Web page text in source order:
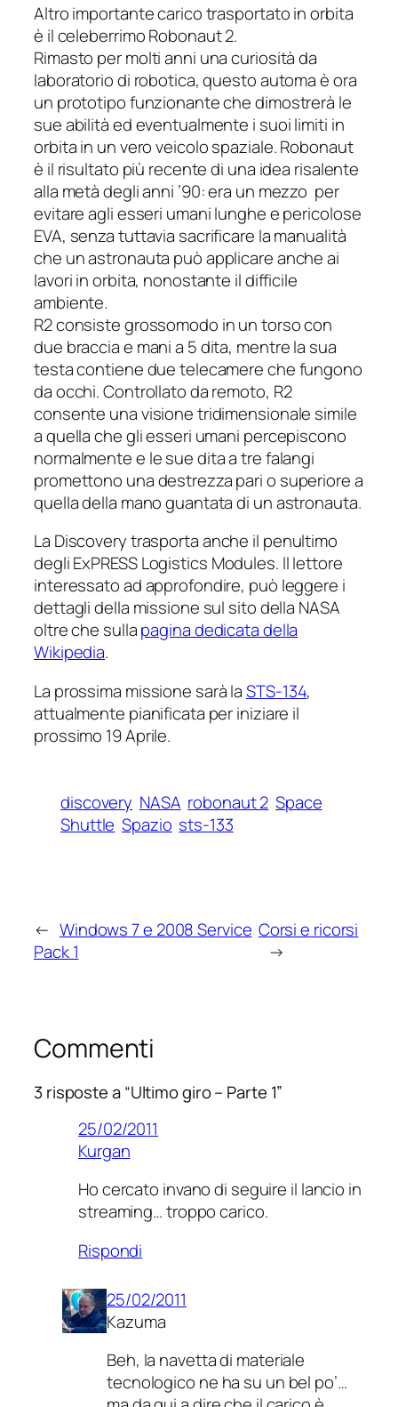
Altro importante carico trasportato in orbita
è il celeberrimoRobonaut 2.
Rimasto per molti anni una curiosità da
laboratorio di robotica, questo automa è ora
un prototipo funzionante che dimostrerà le
sue abilità ed eventualmente i suoi limiti in
orbita in un vero veicolo spaziale. Robonaut
è il risultato più recente di una idea risalente
alla metà degli anni ’90: era un mezzo per
evitare agli esseri umani lunghe e pericolose
EVA, senza tuttavia sacrificare la manualità
che un astronauta può applicare anche ai
lavori in orbita, nonostante il difficile
ambiente.
R2 consiste grossomodo in un torso con
due braccia e mani a 5 dita, mentre la sua
testa contiene due telecamere che fungono
da occhi. Controllato da remoto, R2
consente una visione tridimensionale simile
a quella che gli esseri umani percepiscono
normalmente e le sue dita a tre falangi
promettono una destrezza pari o superiore a
quella della mano guantata di un astronauta.
La Discoverytrasporta anche il penultimo
degliExPRESS Logistics Modules. ll lettore
interessato ad approfondire, può leggere i
dettagli della missione sul sito della NASA
oltre che sullapagina dedicata della
Wikipedia.
La prossima missione sarà laSTS-134,
attualmente pianificata per iniziare il
prossimo 19 Aprile.
discovery NASA robonaut 2 Space
Shuttle Spazio sts-133
← Windows 7 e 2008 Service
Pack 1
Corsi e ricorsi
→
Commenti
3 risposte a “Ultimo giro – Parte 1”
25/02/2011
Kurgan
Ho cercato invano di seguire il lancio in
streaming… troppo carico.
Rispondi
25/02/2011
Kazuma
Beh, la navetta di materiale
tecnologico ne ha su un bel po’…